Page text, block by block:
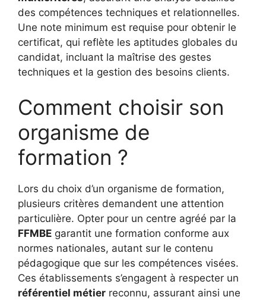
des compétences techniques et relationnelles.
Une note minimum est requise pour obtenir le
certificat, qui reflète les aptitudes globales du
candidat, incluant la maîtrise des gestes
techniques et la gestion des besoins clients.
Comment choisir son
organisme de
formation ?
Lors du choix d’un organisme de formation,
plusieurs critères demandent une attention
particulière. Opter pour un centre agréé par la
FFMBE garantit une formation conforme aux
normes nationales, autant sur le contenu
pédagogique que sur les compétences visées.
Ces établissements s’engagent à respecter un
référentiel métier reconnu, assurant ainsi une